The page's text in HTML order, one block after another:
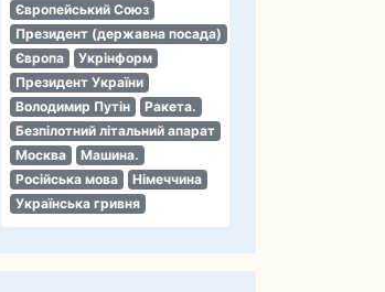
Європейський Союз
Президент (державна посада)
Європа
Укрінформ
Президент України
Володимир Путін
Ракета.
Безпілотний літальний апарат
Москва
Машина.
Російська мова
Німеччина
Українська гривня